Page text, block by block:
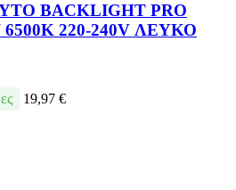
BACKLIGΗΤ PRO
6500Κ 220-240V ΛΕΥΚΟ
19,97 €